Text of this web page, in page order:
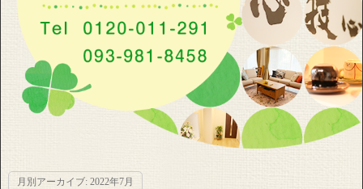
月別アーカイブ: 2022年7月